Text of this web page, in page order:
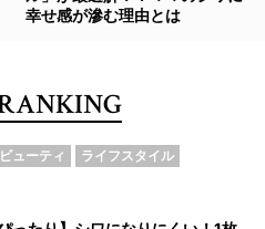
幸せ感が滲む理由とは
ビューティ ライフスタイル